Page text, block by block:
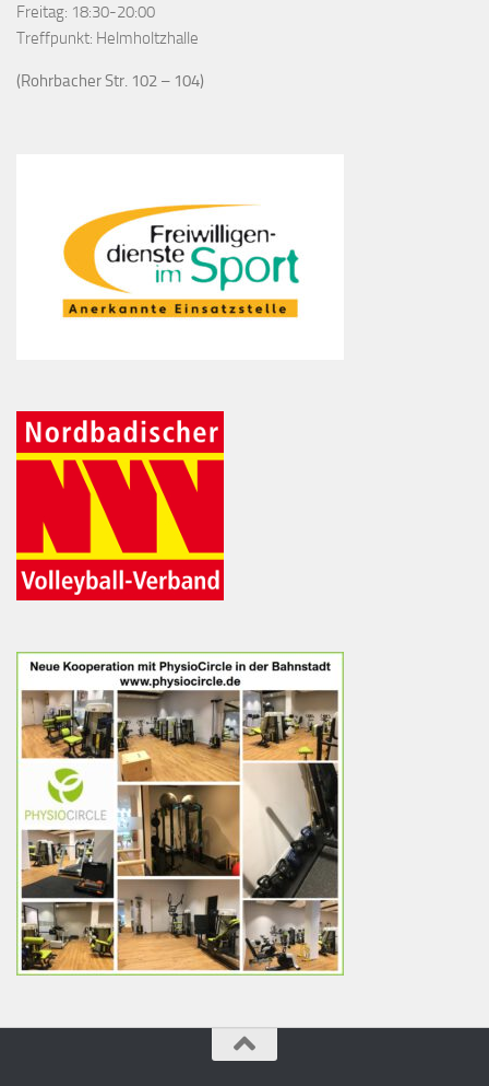
Freitag: 18:30-20:00
Treffpunkt: Helmholtzhalle
(Rohrbacher Str. 102 – 104)